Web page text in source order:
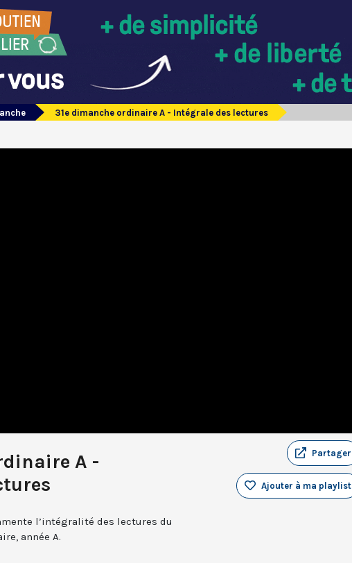
31e dimanche ordinaire A - Intégrale des lectures
A -
Partager
Ajouter à ma playlist
l’intégralité des lectures du
année A.